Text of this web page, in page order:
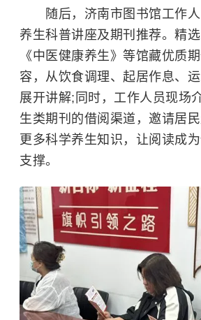
随后，济南市图书馆工作人
养生科普讲座及期刊推荐。精选
《中医健康养生》等馆藏优质
容，从饮食调理、起居作息、
展开讲解;同时，工作人员现场
生类期刊的借阅渠道，邀请居
更多科学养生知识，让阅读成
支撑。​